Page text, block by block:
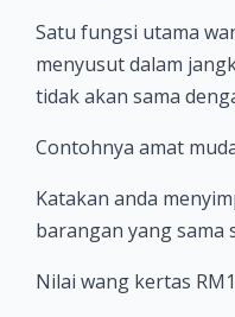
Satu fungsi utama
menyusut dalam
tidak akan sama
Contohnya amat
Katakan anda
barangan yang sama
Nilai wang kertas